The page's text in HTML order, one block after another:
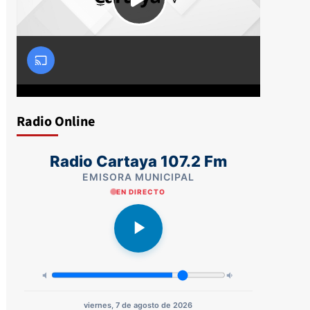
Radio Online
Radio Cartaya 107.2 Fm
EMISORA MUNICIPAL
EN DIRECTO
viernes, 7 de agosto de 2026